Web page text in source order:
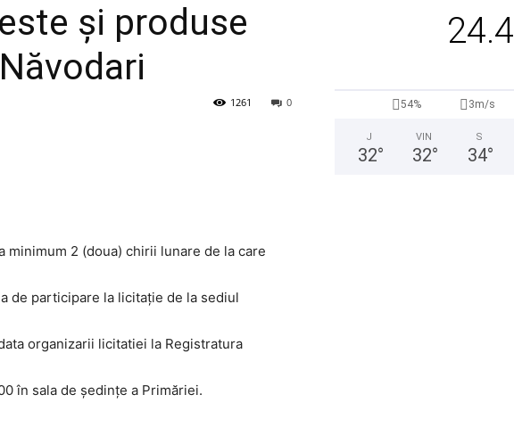
și produse
0
1261
2 (doua) chirii lunare de la care
de participare la licitaţie de la sediul
organizarii licitatiei la Registratura
în sala de şedinţe a Primăriei.
24.4
54% 3m/s
J
32°
VIN
32°
S
34°